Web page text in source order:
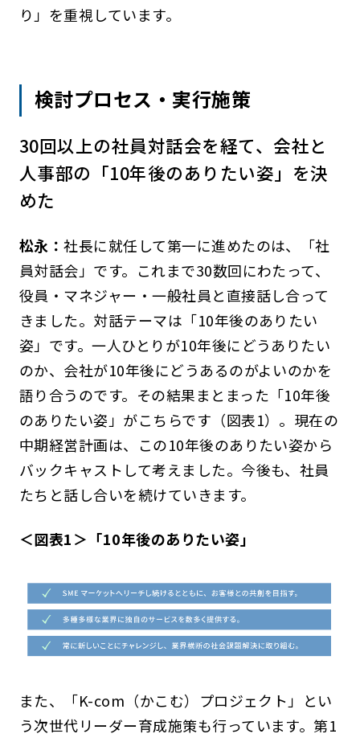
り」を重視しています。
検討プロセス・実行施策
30回以上の社員対話会を経て、会社と
人事部の「10年後のありたい姿」を決
めた
松永：社長に就任して第一に進めたのは、「社
員対話会」です。これまで30数回にわたって、
役員・マネジャー・一般社員と直接話し合って
きました。対話テーマは「10年後のありたい
姿」です。一人ひとりが10年後にどうありたい
のか、会社が10年後にどうあるのがよいのかを
語り合うのです。その結果まとまった「10年後
のありたい姿」がこちらです（図表1）。現在の
中期経営計画は、この10年後のありたい姿から
バックキャストして考えました。今後も、社員
たちと話し合いを続けていきます。
＜図表1＞「10年後のありたい姿」
また、「K-com（かこむ）プロジェクト」とい
う次世代リーダー育成施策も行っています。第1